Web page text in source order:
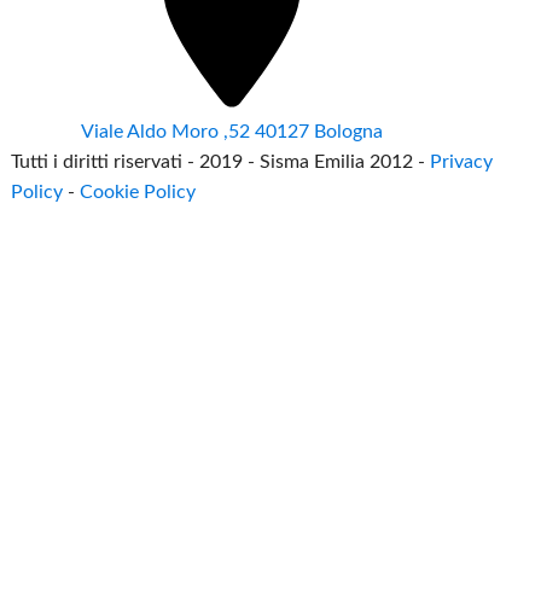
Viale Aldo Moro ,52 40127 Bologna
Tutti i diritti riservati - 2019 - Sisma Emilia 2012 - Privacy
Policy -Cookie Policy